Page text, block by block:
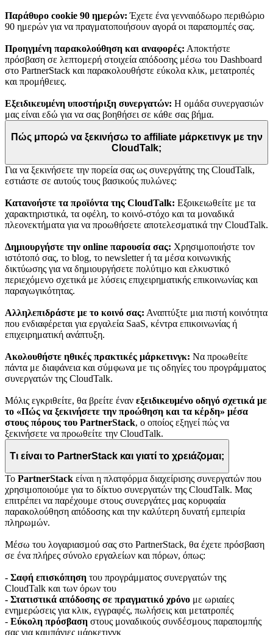
Παράθυρο cookie 90 ημερών: Έχετε ένα γενναιόδωρο περιθώριο
90 ημερών για να πραγματοποιήσουν αγορά οι παραπομπές σας.
Προηγμένη παρακολούθηση και αναφορές: Αποκτήστε
πρόσβαση σε λεπτομερή στοιχεία απόδοσης μέσω του Dashboard
στο PartnerStack και παρακολουθήστε εύκολα κλικ, μετατροπές
και προμήθειες.
Εξειδικευμένη υποστήριξη συνεργατών: Η ομάδα συνεργασιών
μας είναι εδώ για να σας βοηθήσει σε κάθε σας βήμα.
Πώς μπορώ να ξεκινήσω το affiliate μάρκετινγκ με την
CloudTalk;
Για να ξεκινήσετε την πορεία σας ως συνεργάτης της CloudTalk,
εστιάστε σε αυτούς τους βασικούς πυλώνες:
Κατανοήστε τα προϊόντα της CloudTalk: Εξοικειωθείτε με τα
χαρακτηριστικά, τα οφέλη, το κοινό-στόχο και τα μοναδικά
πλεονεκτήματα για να προωθήσετε αποτελεσματικά την CloudTalk.
Δημιουργήστε την online παρουσία σας: Χρησιμοποιήστε τον
ιστότοπό σας, το blog, το newsletter ή τα μέσα κοινωνικής
δικτύωσης για να δημιουργήσετε πολύτιμο και ελκυστικό
περιεχόμενο σχετικά με λύσεις επιχειρηματικής επικοινωνίας και
παραγωγικότητας.
Αλληλεπιδράστε με το κοινό σας: Αναπτύξτε μια πιστή κοινότητα
που ενδιαφέρεται για εργαλεία SaaS, κέντρα επικοινωνίας ή
επιχειρηματική ανάπτυξη.
Ακολουθήστε ηθικές πρακτικές μάρκετινγκ: Να προωθείτε
πάντα με διαφάνεια και σύμφωνα με τις οδηγίες του προγράμματος
συνεργατών της CloudTalk.
Μόλις εγκριθείτε, θα βρείτε έναν εξειδικευμένο οδηγό σχετικά με
το «Πώς να ξεκινήσετε την προώθηση και τα κέρδη» μέσα
στους πόρους του PartnerStack, ο οποίος εξηγεί πώς να
ξεκινήσετε να προωθείτε την CloudTalk.
Τι είναι το PartnerStack και γιατί το χρειάζομαι;
Το PartnerStack είναι η πλατφόρμα διαχείρισης συνεργατών που
χρησιμοποιούμε για το δίκτυο συνεργατών της CloudTalk. Μας
επιτρέπει να παρέχουμε στους συνεργάτες μας κορυφαία
παρακολούθηση απόδοσης και την καλύτερη δυνατή εμπειρία
πληρωμών.
Μέσω του λογαριασμού σας στο PartnerStack, θα έχετε πρόσβαση
σε ένα πλήρες σύνολο εργαλείων και πόρων, όπως:
- Σαφή επισκόπηση του προγράμματος συνεργατών της
CloudTalk και των όρων του
- Στατιστικά απόδοσης σε πραγματικό χρόνο με ωριαίες
ενημερώσεις για κλικ, εγγραφές, πωλήσεις και μετατροπές
- Εύκολη πρόσβαση στους μοναδικούς συνδέσμους παραπομπής
σας για καμπάνιες μάρκετινγκ